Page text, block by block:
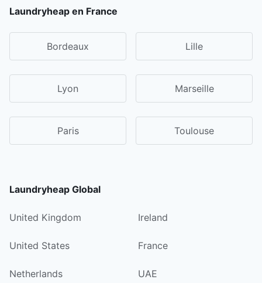
Laundryheap en France
Bordeaux Lille
Lyon Marseille
Paris Toulouse
Laundryheap Global
United Kingdom Ireland
United States France
Netherlands UAE